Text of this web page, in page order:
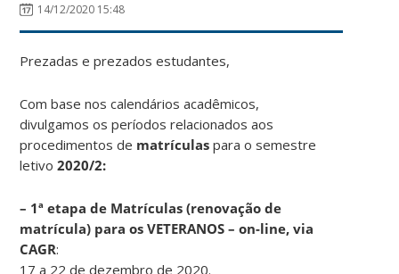
14/12/2020 15:48
Prezadas e prezados estudantes,
Com base nos calendários acadêmicos,
divulgamos os períodos relacionados aos
procedimentos de matrículas para o semestre
letivo2020/2:
– 1ª etapa de Matrículas (renovação de
matrícula) para os VETERANOS – on-line, via
CAGR:
17 a 22 de dezembro de 2020.